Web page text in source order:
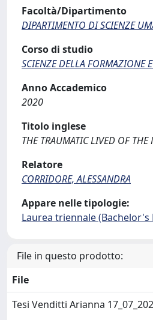
Facoltà/Dipartimento
DIPARTIMENTO DI SCIENZE
Corso di studio
SCIENZE DELLA FORMAZIONE
Anno Accademico
2020
Titolo inglese
THE TRAUMATIC LIVED OF
Relatore
CORRIDORE, ALESSANDRA
Appare nelle tipologie:
Laurea triennale (Bachelor's
File in questo prodotto:
File
Tesi Venditti Arianna